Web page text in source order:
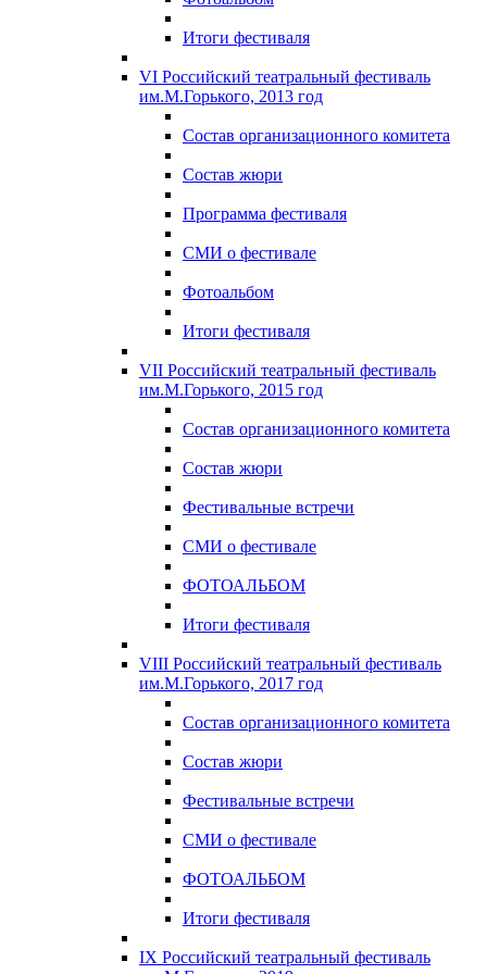
Итоги фестиваля
VI Российский театральный фестиваль
им.М.Горького, 2013 год
Состав организационного комитета
Состав жюри
Программа фестиваля
СМИ о фестивале
Фотоальбом
Итоги фестиваля
VII Российский театральный фестиваль
им.М.Горького, 2015 год
Состав организационного комитета
Состав жюри
Фестивальные встречи
СМИ о фестивале
ФОТОАЛЬБОМ
Итоги фестиваля
VIII Российский театральный фестиваль
им.М.Горького, 2017 год
Состав организационного комитета
Состав жюри
Фестивальные встречи
СМИ о фестивале
ФОТОАЛЬБОМ
Итоги фестиваля
IX Российский театральный фестиваль